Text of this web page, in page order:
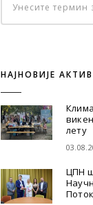
НАЈНОВИЈЕ
лету
ЦПН